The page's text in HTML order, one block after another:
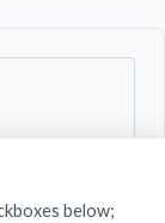
below;